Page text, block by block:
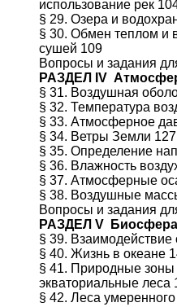
использование рек
§ 29. Озера и
§ 30. Обмен теплом и
сушей 109
Вопросы и задания
РАЗДЕЛ IV
§ 31. Воздушная
§ 32. Температура
§ 33. Атмосферное
§ 34. Ветры Земли 127
§ 35. Определение
§ 36. Влажность
§ 37. Атмосферные
§ 38. Воздушные
Вопросы и задания
РАЗДЕЛ V
§ 39.
§ 40. Жизнь в океане
§ 41. Природные
экваториальные леса
§ 42. Леса